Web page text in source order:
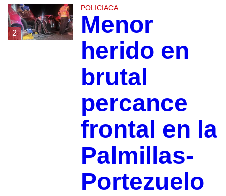
2
POLICIACA
Menor
herido en
brutal
percance
frontal en la
Palmillas-
Portezuelo